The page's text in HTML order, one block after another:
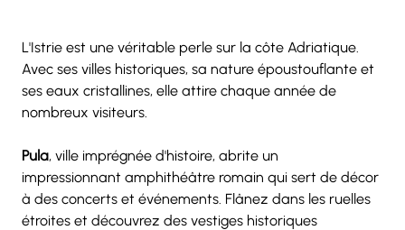
L'Istrie est une véritable perle sur la côte Adriatique.
Avec ses villes historiques, sa nature époustouflante et
ses eaux cristallines, elle attire chaque année de
nombreux visiteurs.
Pula, ville imprégnée d'histoire, abrite un
impressionnant amphithéâtre romain qui sert de décor
à des concerts et événements. Flânez dans les ruelles
étroites et découvrez des vestiges historiques